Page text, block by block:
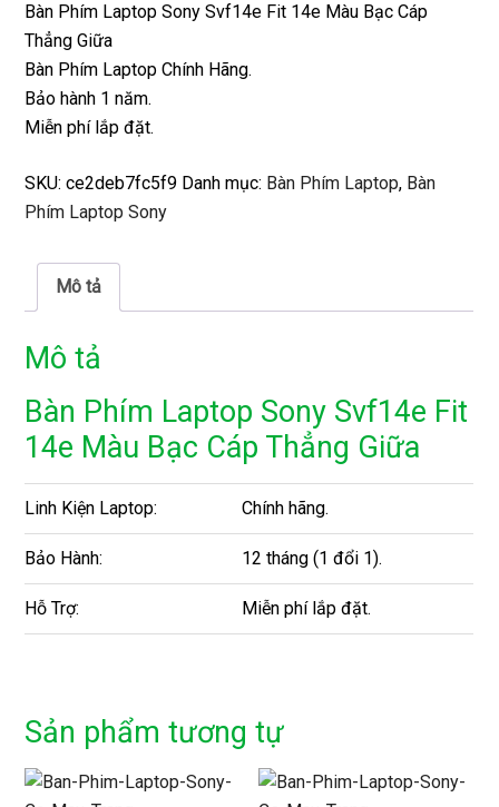
Bàn Phím Laptop Sony Svf14e Fit 14e Màu Bạc Cáp
Thẳng Giữa
Bàn Phím Laptop Chính Hãng.
Bảo hành 1 năm.
Miễn phí lắp đặt.
SKU:ce2deb7fc5f9 Danh mục: Bàn Phím Laptop, Bàn
Phím Laptop Sony
Mô tả
Mô tả
Bàn Phím Laptop Sony Svf14e Fit
14e Màu Bạc Cáp Thẳng Giữa
Linh Kiện Laptop: Chính hãng.
Bảo Hành: 12 tháng (1 đổi 1).
Hỗ Trợ: Miễn phí lắp đặt.
Sản phẩm tương tự